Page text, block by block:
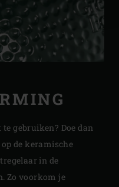
te gebruiken? Doe dan
de keramische
in de
Zo voorkom je